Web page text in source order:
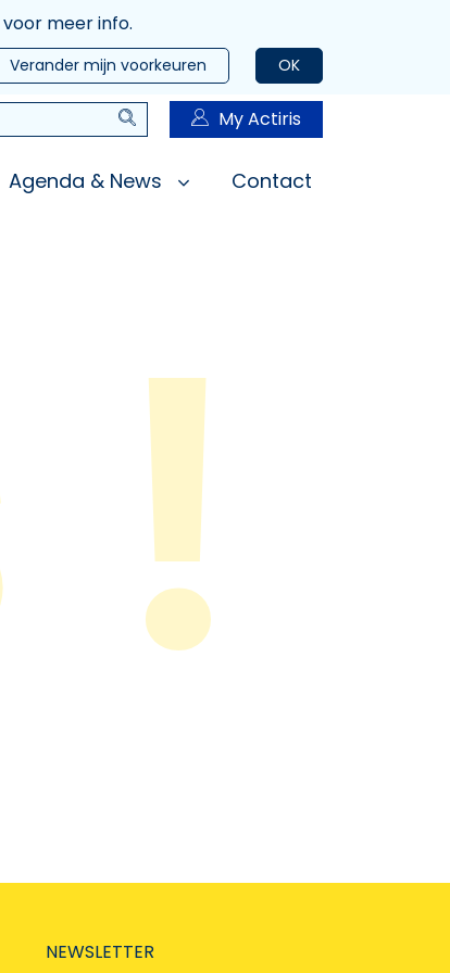
voor meer info.
OK
Verander mijn voorkeuren
Zoeken My Actiris
Agenda & News Contact
NEWSLETTER